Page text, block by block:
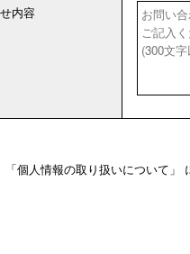
内容
「個人情報の取り扱いについて」